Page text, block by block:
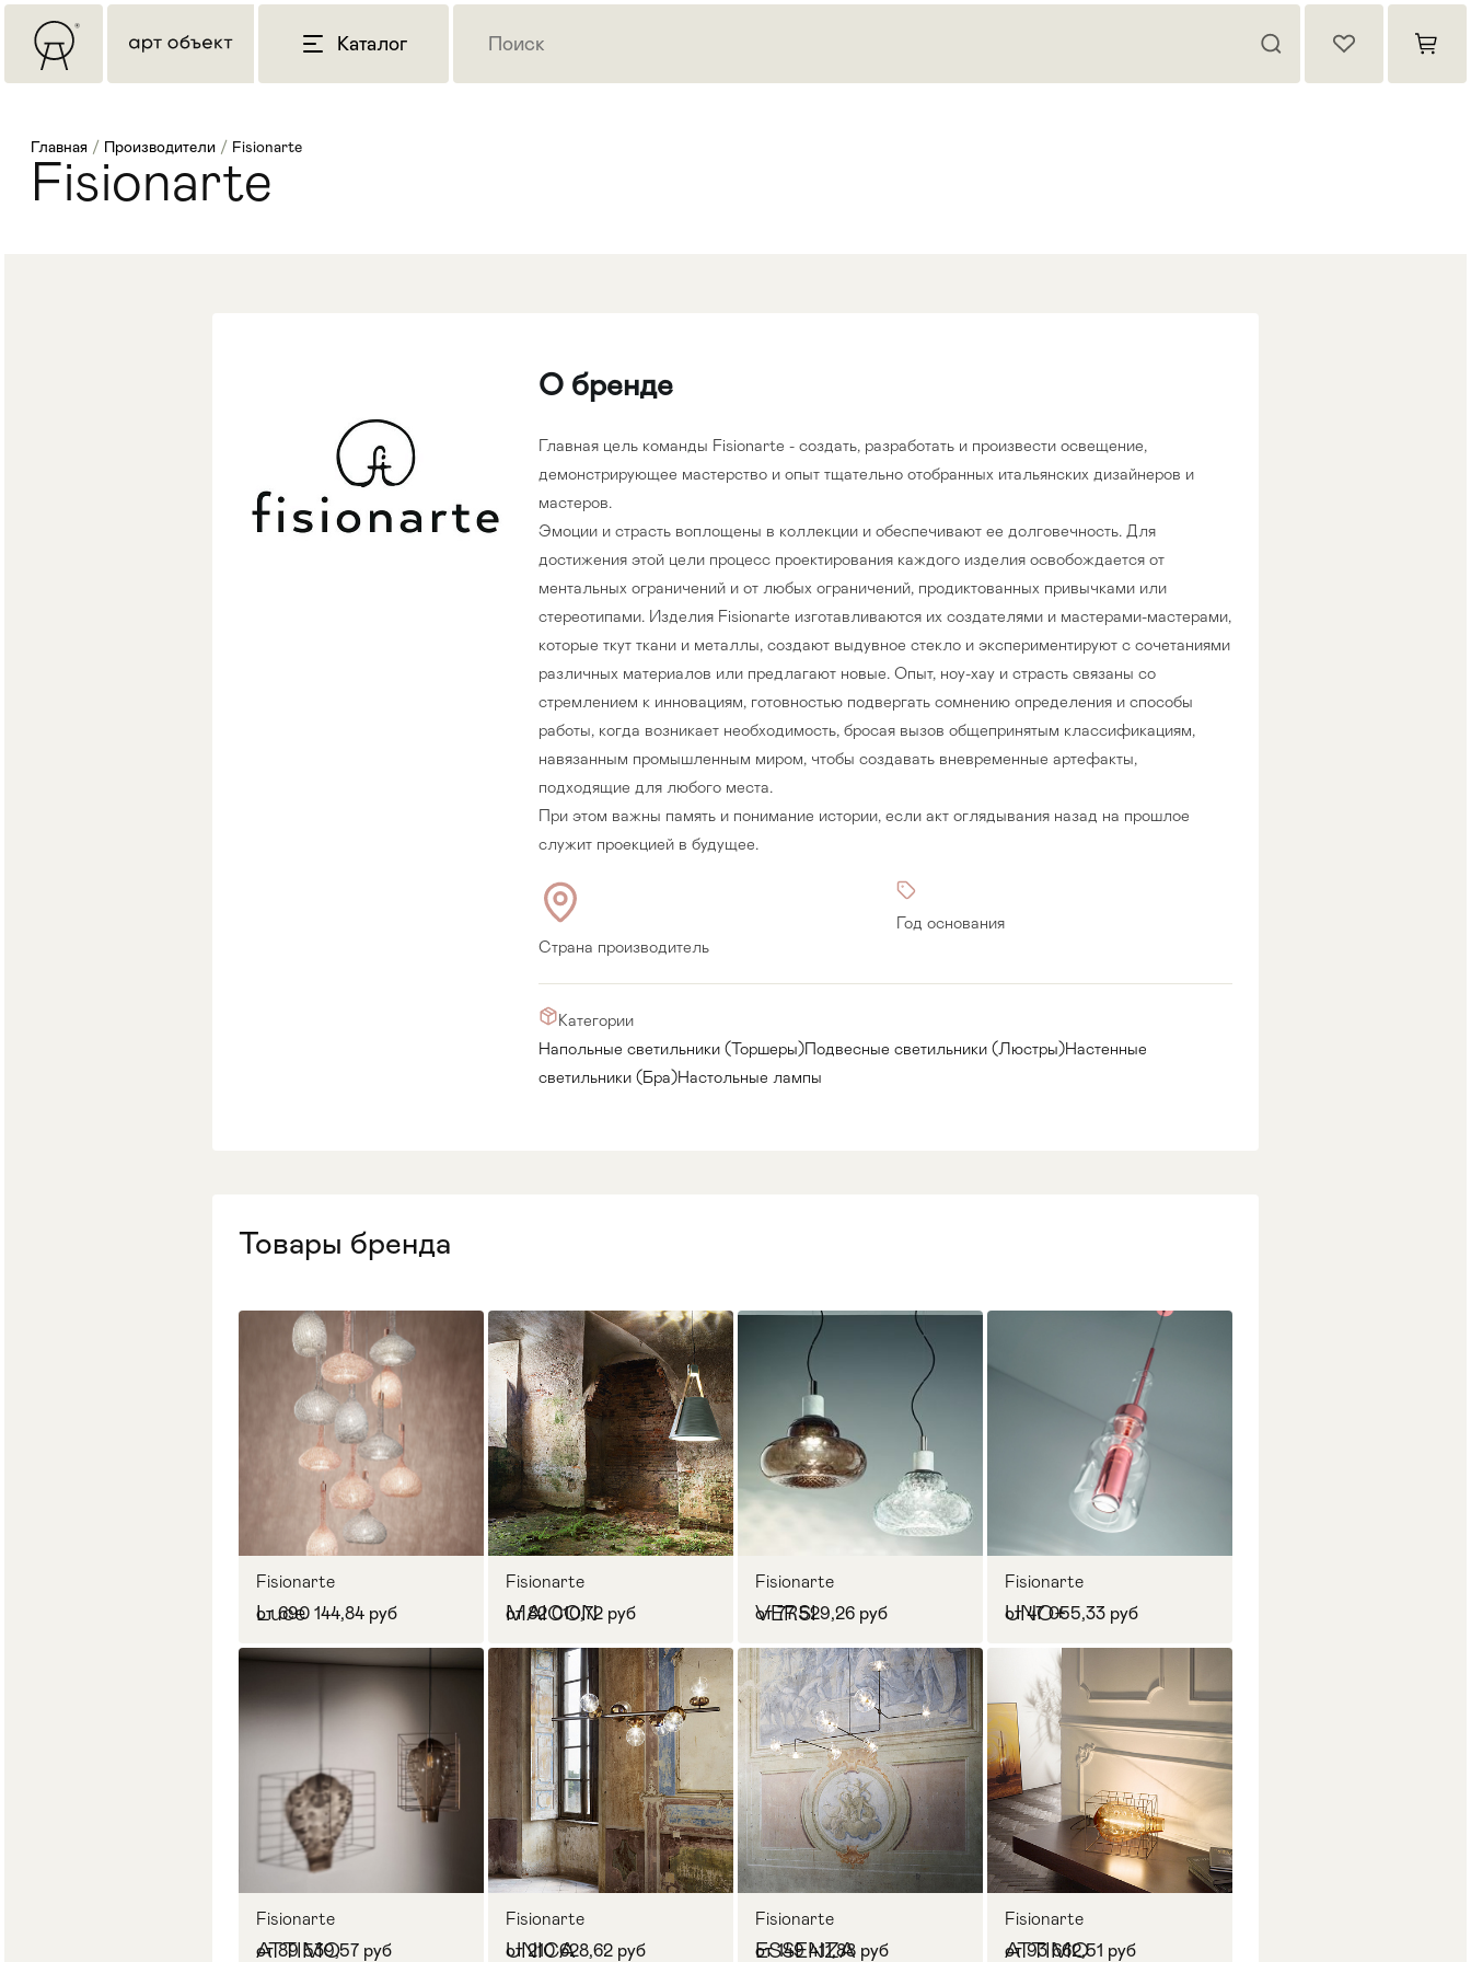
Каталог
> Детская мебель
Главная / Производители / Fisionarte
Fisionarte
О бренде
Главная цель команды Fisionarte - создать, разработать и произвести освещение,
демонстрирующее мастерство и опыт тщательно отобранных итальянских дизайнеров и
мастеров.
Эмоции и страсть воплощены в коллекции и обеспечивают ее долговечность. Для
достижения этой цели процесс проектирования каждого изделия освобождается от
ментальных ограничений и от любых ограничений, продиктованных привычками или
стереотипами. Изделия Fisionarte изготавливаются их создателями и мастерами-мастерами,
которые ткут ткани и металлы, создают выдувное стекло и экспериментируют с сочетаниями
различных материалов или предлагают новые. Опыт, ноу-хау и страсть связаны со
стремлением к инновациям, готовностью подвергать сомнению определения и способы
работы, когда возникает необходимость, бросая вызов общепринятым классификациям,
навязанным промышленным миром, чтобы создавать вневременные артефакты,
подходящие для любого места.
При этом важны память и понимание истории, если акт оглядывания назад на прошлое
служит проекцией в будущее.
Страна производитель
Год основания
Категории
Напольные светильники (Торшеры)Подвесные светильники (Люстры)Настенные
светильники (Бра)Настольные лампы
Товары бренда
Fisionarte
Luce
от 690 144,84 руб
Fisionarte
MAICON
от 82 010,72 руб
Fisionarte
VERSI
от 77 529,26 руб
Fisionarte
UNO+
от 47 055,33 руб
Fisionarte
ATTIMO
от 89 539,57 руб
Fisionarte
UNICA
от 210 628,62 руб
Fisionarte
ESSENZA
от 149 411,88 руб
Fisionarte
ATTIMO
от 93 662,51 руб